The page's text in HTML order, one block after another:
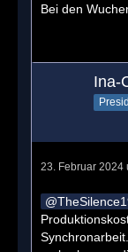
Bei den
Ina-
23. Februar 2024